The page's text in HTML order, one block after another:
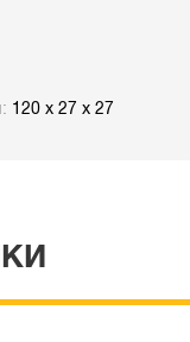
120 x 27 x 27